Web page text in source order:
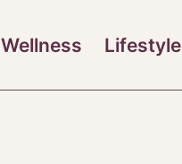
Wellness Lifestyle